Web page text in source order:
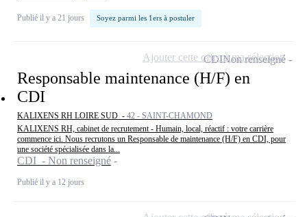
Publié il y a 21 jours Soyez parmi les 1ers à postuler
Responsable maintenance (H/F) en
CDI
KALIXENS RH LOIRE SUD - 42 - SAINT-CHAMOND
KALIXENS RH, cabinet de recrutement - Humain, local, réactif : votre carrière
commence ici. Nous recrutons un Responsable de maintenance (H/F) en CDI, pour
une société spécialisée dans la...
CDI - Non renseigné
Publié il y a 12 jours
CDINon renseigné
Ajouter cette offre à ma sélection